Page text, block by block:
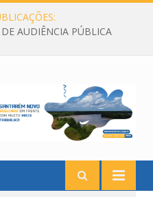
AUDIÊNCIA PÚBLICA